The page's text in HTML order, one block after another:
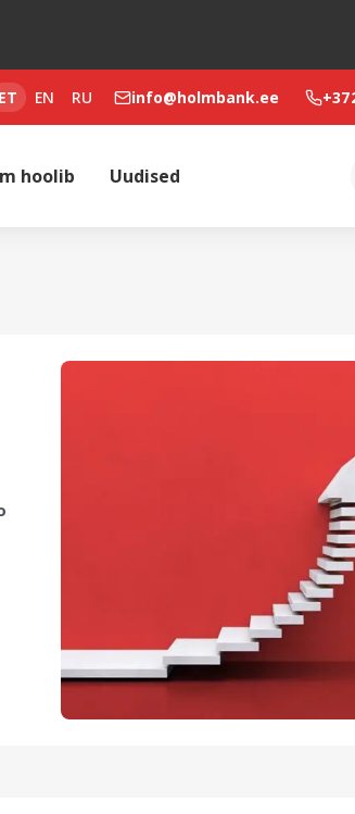
ET EN RU info@holmbank.ee
hoolib Uudised